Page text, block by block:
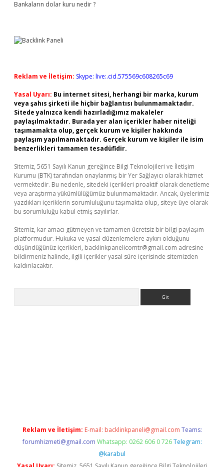
Bankaların dolar kuru nedir ?
Reklam ve İletişim: Skype: live:.cid.575569c608265c69
Yasal Uyarı: Bu internet sitesi, herhangi bir marka, kurum
veya şahıs şirketi ile hiçbir bağlantısı bulunmamaktadır.
Sitede yalnızca kendi hazırladığımız makaleler
paylaşılmaktadır. Burada yer alan içerikler haber niteliği
taşımamakta olup, gerçek kurum ve kişiler hakkında
paylaşım yapılmamaktadır. Gerçek kurum ve kişiler ile isim
benzerlikleri tamamen tesadüfidir.
Sitemiz, 5651 Sayılı Kanun gereğince Bilgi Teknolojileri ve İletişim
Kurumu (BTK) tarafından onaylanmış bir Yer Sağlayıcı olarak hizmet
vermektedir. Bu nedenle, sitedeki içerikleri proaktif olarak denetleme
veya araştırma yükümlülüğümüz bulunmamaktadır. Ancak, üyelerimiz
yazdıkları içeriklerin sorumluluğunu taşımakta olup, siteye üye olarak
bu sorumluluğu kabul etmiş sayılırlar.
Sitemiz, kar amacı gütmeyen ve tamamen ücretsiz bir bilgi paylaşım
platformudur. Hukuka ve yasal düzenlemelere aykırı olduğunu
düşündüğünüz içerikleri, backlinkpanelicomtr@gmail.com adresine
bildirmeniz halinde, ilgili içerikler yasal süre içerisinde sitemizden
kaldırılacaktır.
Reklam ve İletişim: E-mail: backlinkpaneli@gmail.com Teams:
forumhizmeti@gmail.com Whatsapp: 0262 606 0 726 Telegram:
@karabul